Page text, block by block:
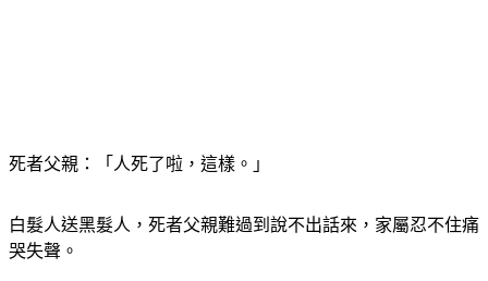
死者父親：「人死了啦，這樣。」
白髮人送黑髮人，死者父親難過到說不出話來，家屬忍不住痛
哭失聲。